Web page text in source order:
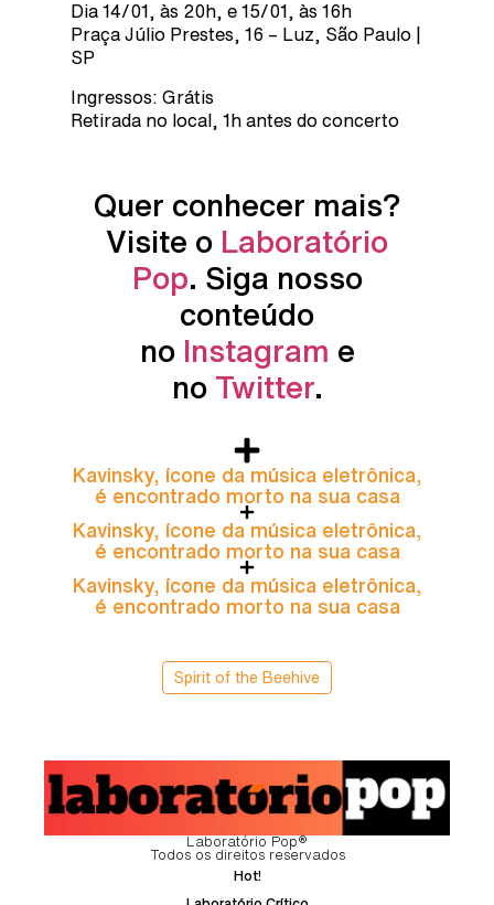
Dia 14/01, às 20h, e 15/01, às 16h
Praça Júlio Prestes, 16 – Luz, São Paulo |
SP
Ingressos: Grátis
Retirada no local, 1h antes do concerto
Quer conhecer mais?
Visite o Laboratório
Pop. Siga nosso
conteúdo
no Instagram e
no Twitter.
Kavinsky, ícone da música eletrônica,
é encontrado morto na sua casa
Kavinsky, ícone da música eletrônica,
é encontrado morto na sua casa
Kavinsky, ícone da música eletrônica,
é encontrado morto na sua casa
Spirit of the Beehive
Laboratório Pop®
Todos os direitos reservados
Hot!